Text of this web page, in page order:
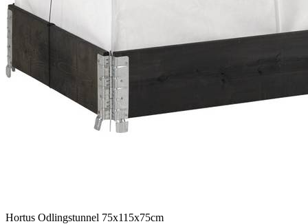
Hortus Odlingstunnel 75x115x75cm